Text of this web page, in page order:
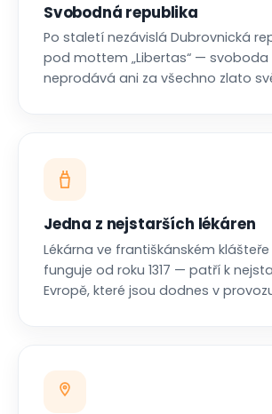
Svobodná republika
Po staletí nezávislá Dubrovnická
pod mottem „Libertas“ — svoboda
neprodává ani za všechno zlato
Jedna z nejstarších lékáren
Lékárna ve františkánském
funguje od roku 1317 — patří k
Evropě, které jsou dodnes v